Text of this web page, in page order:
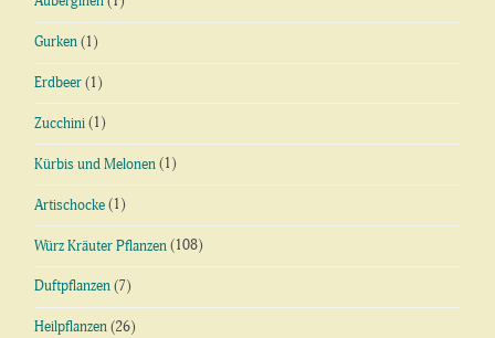
Gurken (1)
Erdbeer (1)
Zucchini (1)
Kürbis und Melonen (1)
Artischocke (1)
Würz Kräuter Pflanzen (108)
Duftpflanzen (7)
Heilpflanzen (26)